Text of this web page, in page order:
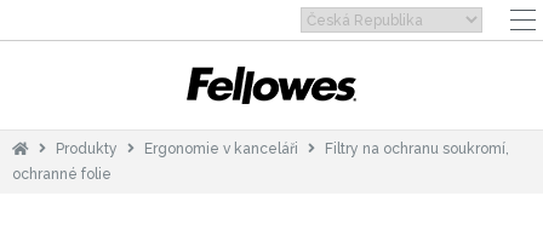
Produkty Ergonomie v kanceláři
Filtry na ochranu soukromí,
ochranné folie